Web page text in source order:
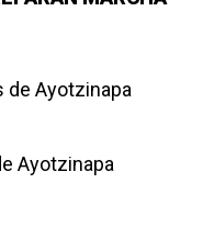
Ayotzinapa